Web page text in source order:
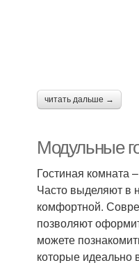
читать дальше →
Модульные
Гостиная комната
Часто выделяют в
комфортной.
позволяют
можете
которые идеально